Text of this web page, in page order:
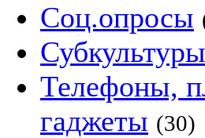
Соц.опросы
Субкультуры
Телефоны,
гаджеты (30)